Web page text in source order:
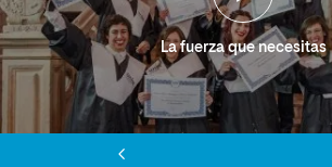
La fuerza que necesitas